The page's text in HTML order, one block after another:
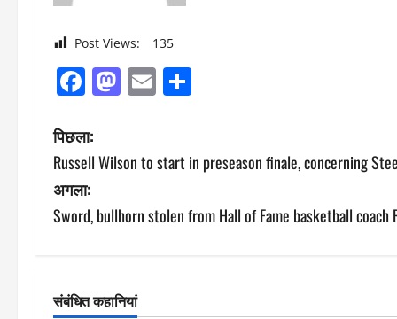
Post Views: 135
Facebook
Mastodon
Email
पो
स्ट
ने
गे
पिछला:
Russell Wilson to start in preseason finale, concerning
अगला:
Sword, bullhorn stolen from Hall of Fame basketball coach
संबंधित कहानियां